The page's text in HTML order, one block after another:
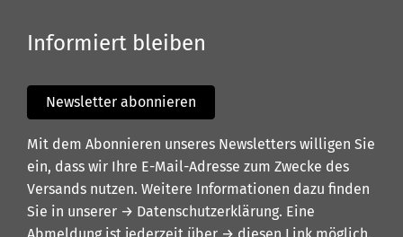
Informiert bleiben
Newsletter abonnieren
Mit dem Abonnieren unseres Newsletters willigen Sie
ein, dass wir Ihre E-Mail-Adresse zum Zwecke des
Versands nutzen. Weitere Informationen dazu finden
Sie in unserer → Datenschutzerklärung. Eine